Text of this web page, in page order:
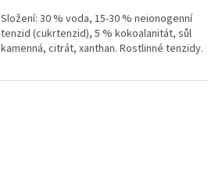
Složení: 30 % voda, 15-30 % neionogenní
tenzid (cukrtenzid), 5 % kokoalanitát, sůl
kamenná, citrát, xanthan. Rostlinné tenzidy.